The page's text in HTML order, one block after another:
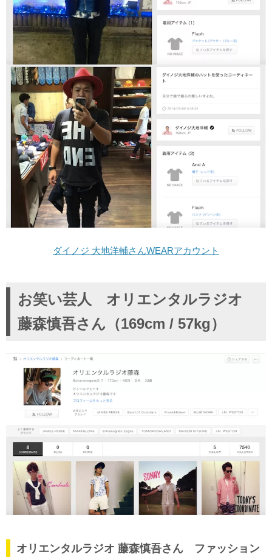
ダイノジ 大地洋輔さんWEARアカウント
お笑い芸人 オリエンタルラジオ
藤森慎吾さん（169cm / 57kg）
オリエンタルラジオ 藤森慎吾さん ファッション